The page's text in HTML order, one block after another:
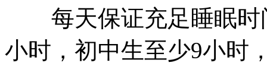
每天保证充足睡眠时
小时，初中生至少9小时